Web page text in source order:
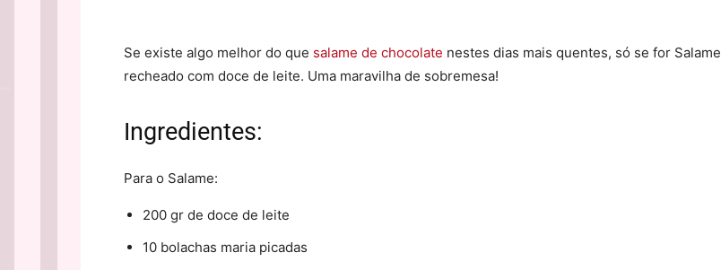
Se existe algo melhor do que salame de chocolate nestes dias mais quentes, só se for Salame
recheado com doce de leite. Uma maravilha de sobremesa!
Ingredientes:
Para o Salame:
200 gr de doce de leite
10 bolachas maria picadas